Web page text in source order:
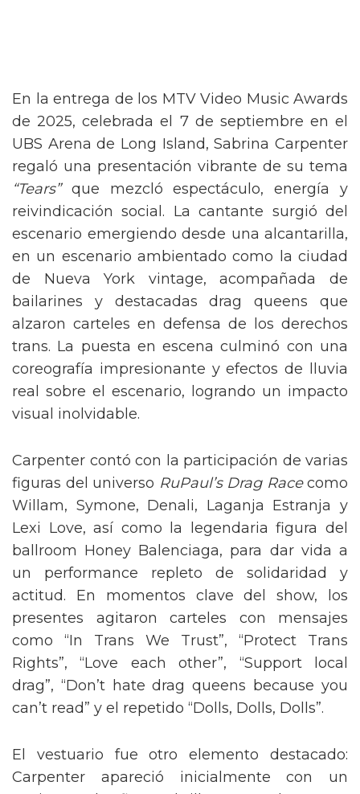
En la entrega de los MTV Video Music Awards
de 2025, celebrada el 7 de septiembre en el
UBS Arena de Long Island, Sabrina Carpenter
regaló una presentación vibrante de su tema
“Tears”que mezcló espectáculo, energía y
reivindicación social. La cantante surgió del
escenario emergiendo desde una alcantarilla,
en un escenario ambientado como la ciudad
de Nueva York vintage, acompañada de
bailarines y destacadas drag queens que
alzaron carteles en defensa de los derechos
trans. La puesta en escena culminó con una
coreografía impresionante y efectos de lluvia
real sobre el escenario, logrando un impacto
visual inolvidable.
Carpenter contó con la participación de varias
figuras del universo RuPaul’s Drag Racecomo
Willam, Symone, Denali, Laganja Estranja y
Lexi Love, así como la legendaria figura del
ballroom Honey Balenciaga, para dar vida a
un performance repleto de solidaridad y
actitud. En momentos clave del show, los
presentes agitaron carteles con mensajes
como “In Trans We Trust”, “Protect Trans
Rights”, “Love each other”, “Support local
drag”, “Don’t hate drag queens because you
can’t read” y el repetido “Dolls, Dolls, Dolls”.
El vestuario fue otro elemento destacado:
Carpenter apareció inicialmente con un